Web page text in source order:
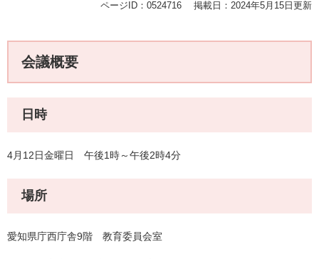
ページID：0524716 掲載日：2024年5月15日更新
会議概要
日時
4月12日金曜日 午後1時～午後2時4分
場所
愛知県庁西庁舎9階 教育委員会室